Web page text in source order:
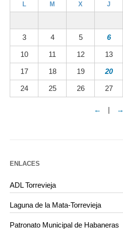
L M X J
3 4 5 6
10 11 12 13
17 18 19 20
24 25 26 27
← | →
ENLACES
ADL Torrevieja
Laguna de la Mata-Torrevieja
Patronato Municipal de Habaneras